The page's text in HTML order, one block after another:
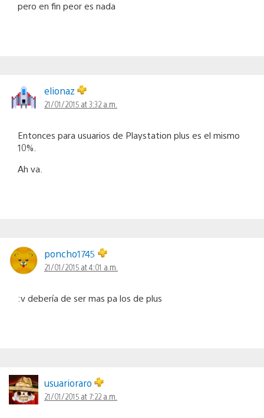
pero en fin peor es nada
elionaz
21/01/2015 at 3:32 a.m.
Entonces para usuarios de Playstation plus es el mismo
10%.
Ah va.
poncho1745
21/01/2015 at 4:01 a.m.
:v debería de ser mas pa los de plus
usuarioraro
21/01/2015 at 7:22 a.m.